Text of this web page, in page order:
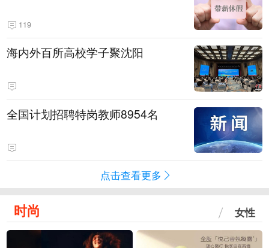
119
海内外百所高校学子聚沈阳
全国计划招聘特岗教师8954名
点击查看更多
时尚 女性